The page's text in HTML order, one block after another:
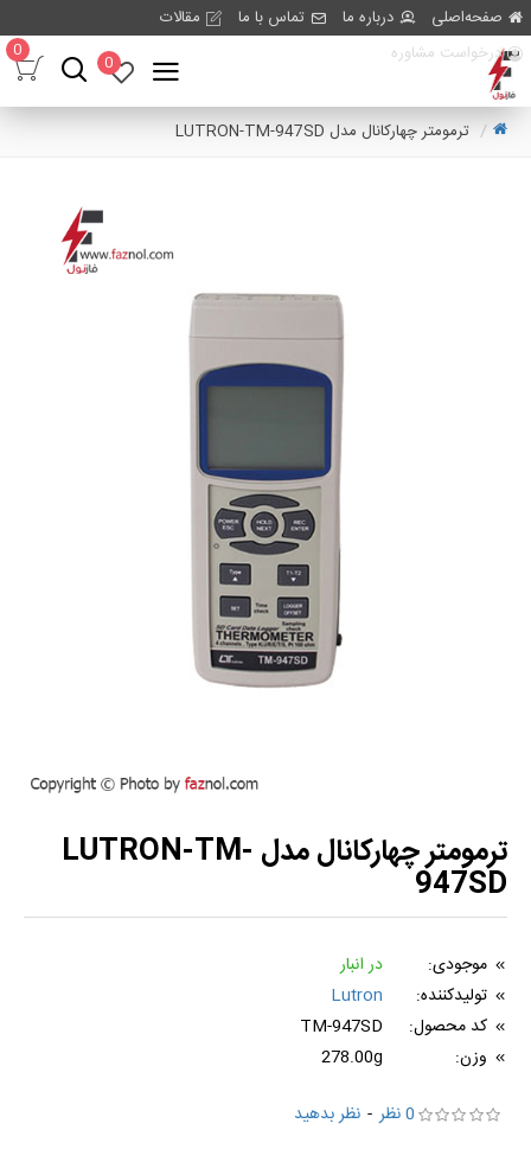
صفحه‌اصلی درباره ما تماس با ما
مقالات
درخواست مشاوره
0
0
ترمومتر چهارکانال مدل LUTRON-TM-947SD
ترمومتر چهارکانال مدل LUTRON-TM-
947SD
موجودی:
در انبار
تولیدکننده:
Lutron
کد محصول:
TM-947SD
وزن:
278.00g
0 نظر
- نظر بدهید